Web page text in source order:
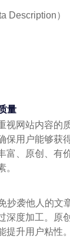
Description）
量
视网站内容的
保用户能够获
富、原创、有
。
抄袭他人的文
深度加工。原
提升用户粘性。